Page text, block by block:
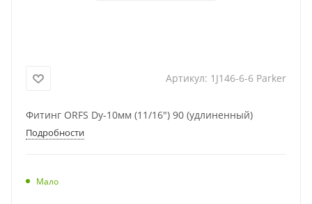
Артикул: 1J146-6-6 Parker
Фитинг ORFS Dy-10мм (11/16") 90 (удлиненный)
Подробности
Мало